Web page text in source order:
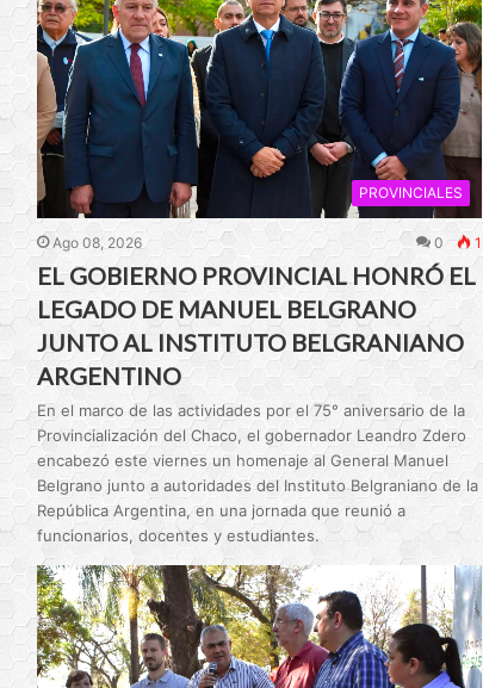
PROVINCIALES
Ago 08, 2026 0 1
EL GOBIERNO PROVINCIAL HONRÓ EL
LEGADO DE MANUEL BELGRANO
JUNTO AL INSTITUTO BELGRANIANO
ARGENTINO
En el marco de las actividades por el 75° aniversario de la
Provincialización del Chaco, el gobernador Leandro Zdero
encabezó este viernes un homenaje al General Manuel
Belgrano junto a autoridades del Instituto Belgraniano de la
República Argentina, en una jornada que reunió a
funcionarios, docentes y estudiantes.